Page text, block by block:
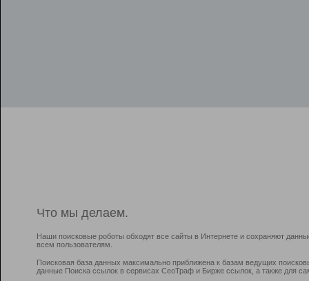
Что мы делаем.
Наши поисковые роботы обходят все сайты в Интернете и сохраняют
всем пользователям.
Поисковая база данных максимально приближена к базам ведущих
данные Поиска ссылок в сервисах СеоТраф и Бирже ссылок, а также для